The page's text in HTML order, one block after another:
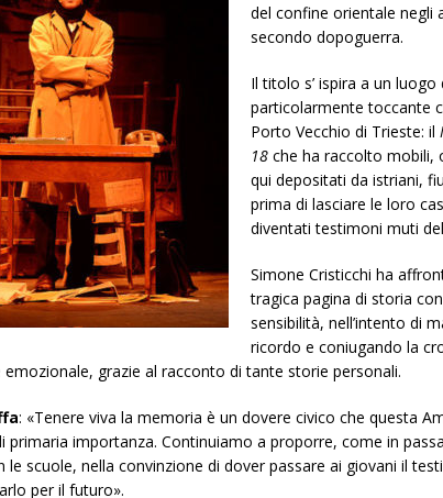
del confine orientale negli
secondo dopoguerra.
Il titolo s’ ispira a un luogo
particolarmente toccante
Porto Vecchio di Trieste: il
18 che ha raccolto mobili,
qui depositati da istriani,
prima di lasciare le loro
diventati testimoni muti
Simone Cristicchi ha
tragica pagina di storia
sensibilità, nell’intento di
ricordo e coniugando la
grazie al racconto di tante storie personali.
: «Tenere viva la memoria è un dovere civico che questa
primaria importanza. Continuiamo a proporre, come in
le scuole, nella convinzione di dover passare ai giovani il
per il futuro».